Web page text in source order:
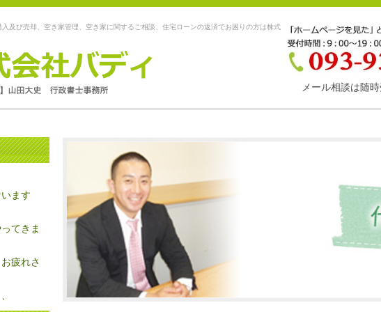
及び売却、空き家管理、空き家に関するご相談、住宅ローンの返済でお困りの方は株式
メール相談は随
ます
てきま
疲れさ